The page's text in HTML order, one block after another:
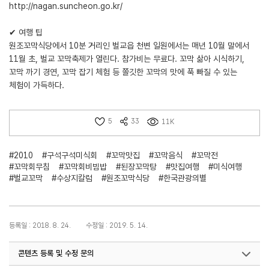
http://nagan.suncheon.go.kr/
✔ 여행 팁
원조꼬막식당에서 10분 거리인 벌교읍 천변 일원에서는 매년 10월 말에서
11월 초, 벌교 꼬막축제가 열린다. 참가비는 무료다. 꼬막 삶아 시식하기,
꼬막 까기 경연, 꼬막 잡기 체험 등 쫄깃한 꼬막의 맛에 푹 빠질 수 있는
체험이 가득하다.
5 33 11K
#2010 #구석구석미식회 #꼬막맛집 #꼬막음식
#꼬막전
#꼬막회무침
#꼬막회비빔밥 #된장꼬막탕 #맛집여행
#미식여행
#벌교꼬막
#수상지칼럼 #원조꼬막식당 #한국관광의별
등록일 : 2018. 8. 24. 수정일 : 2019. 5. 14.
콘텐츠 등록 및 수정 문의